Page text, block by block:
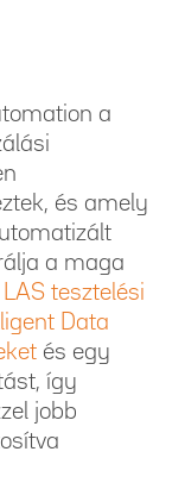
a
és amely
a maga
LAS tesztelési
Data
és egy
így
jobb